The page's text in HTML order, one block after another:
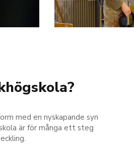
med en nyskapande syn
är för många ett steg